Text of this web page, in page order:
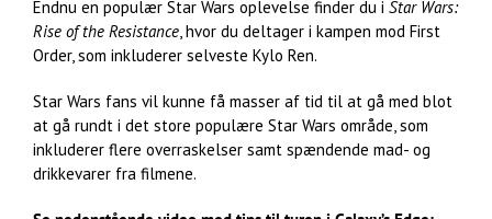
Endnu en populær Star Wars oplevelse finder du i Star Wars:
Rise of the Resistance, hvor du deltager i kampen mod First
Order, som inkluderer selveste Kylo Ren.
Star Wars fans vil kunne få masser af tid til at gå med blot
at gå rundt i det store populære Star Wars område, som
inkluderer flere overraskelser samt spændende mad- og
drikkevarer fra filmene.